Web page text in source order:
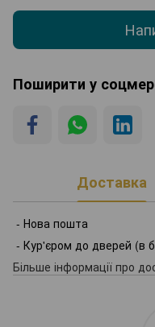
Поширити у
Доставка
- Нова пошта
- Кур'єром до дверей (в
Більше інформації про